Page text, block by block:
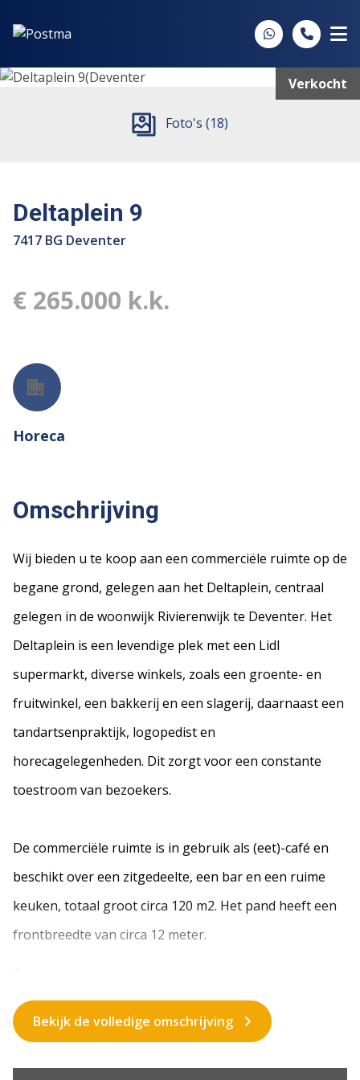
Verkocht
Foto's (18)
Deltaplein 9
7417 BG Deventer
€ 265.000 k.k.
Horeca
Omschrijving
Wij bieden u te koop aan een commerciële ruimte op de
begane grond, gelegen aan het Deltaplein, centraal
gelegen in de woonwijk Rivierenwijk te Deventer. Het
Deltaplein is een levendige plek met een Lidl
supermarkt, diverse winkels, zoals een groente- en
fruitwinkel, een bakkerij en een slagerij, daarnaast een
tandartsenpraktijk, logopedist en
horecagelegenheden. Dit zorgt voor een constante
toestroom van bezoekers.
De commerciële ruimte is in gebruik als (eet)-café en
beschikt over een zitgedeelte, een bar en een ruime
keuken, totaal groot circa 120 m2. Het pand heeft een
frontbreedte van circa 12 meter.
Bekijk de volledige omschrijving